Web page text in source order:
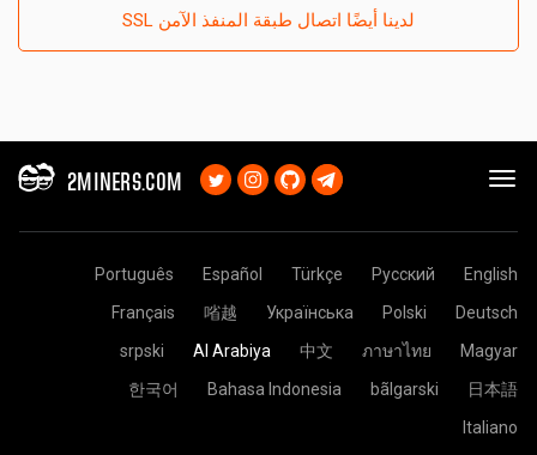
لدينا أيضًا اتصال طبقة المنفذ الآمن SSL
2MINERS.COM
English
Русский
Türkçe
Español
Português
Deutsch
Polski
Українська
㗂越
Français
Magyar
ภาษาไทย
中文
Al Arabiya
srpski
日本語
bãlgarski
Bahasa Indonesia
한국어
Italiano